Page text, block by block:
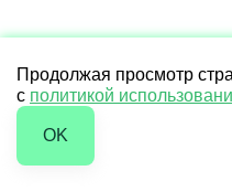
Продолжая просмотр
с политикой
OK